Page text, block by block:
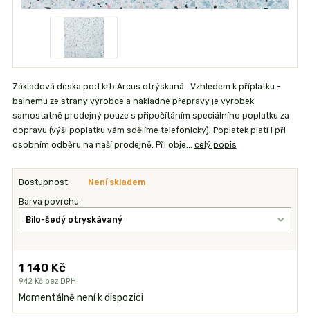
Základová deska pod krb Arcus otrýskaná Vzhledem k příplatku -
balnému ze strany výrobce a nákladné přepravy je výrobek
samostatně prodejný pouze s připočítáním speciálního poplatku za
dopravu (výši poplatku vám sdělíme telefonicky). Poplatek platí i při
osobním odběru na naší prodejně. Při obje... celý popis
Dostupnost Není skladem
Barva povrchu
1 140 Kč
942 Kč bez DPH
Momentálně není k dispozici